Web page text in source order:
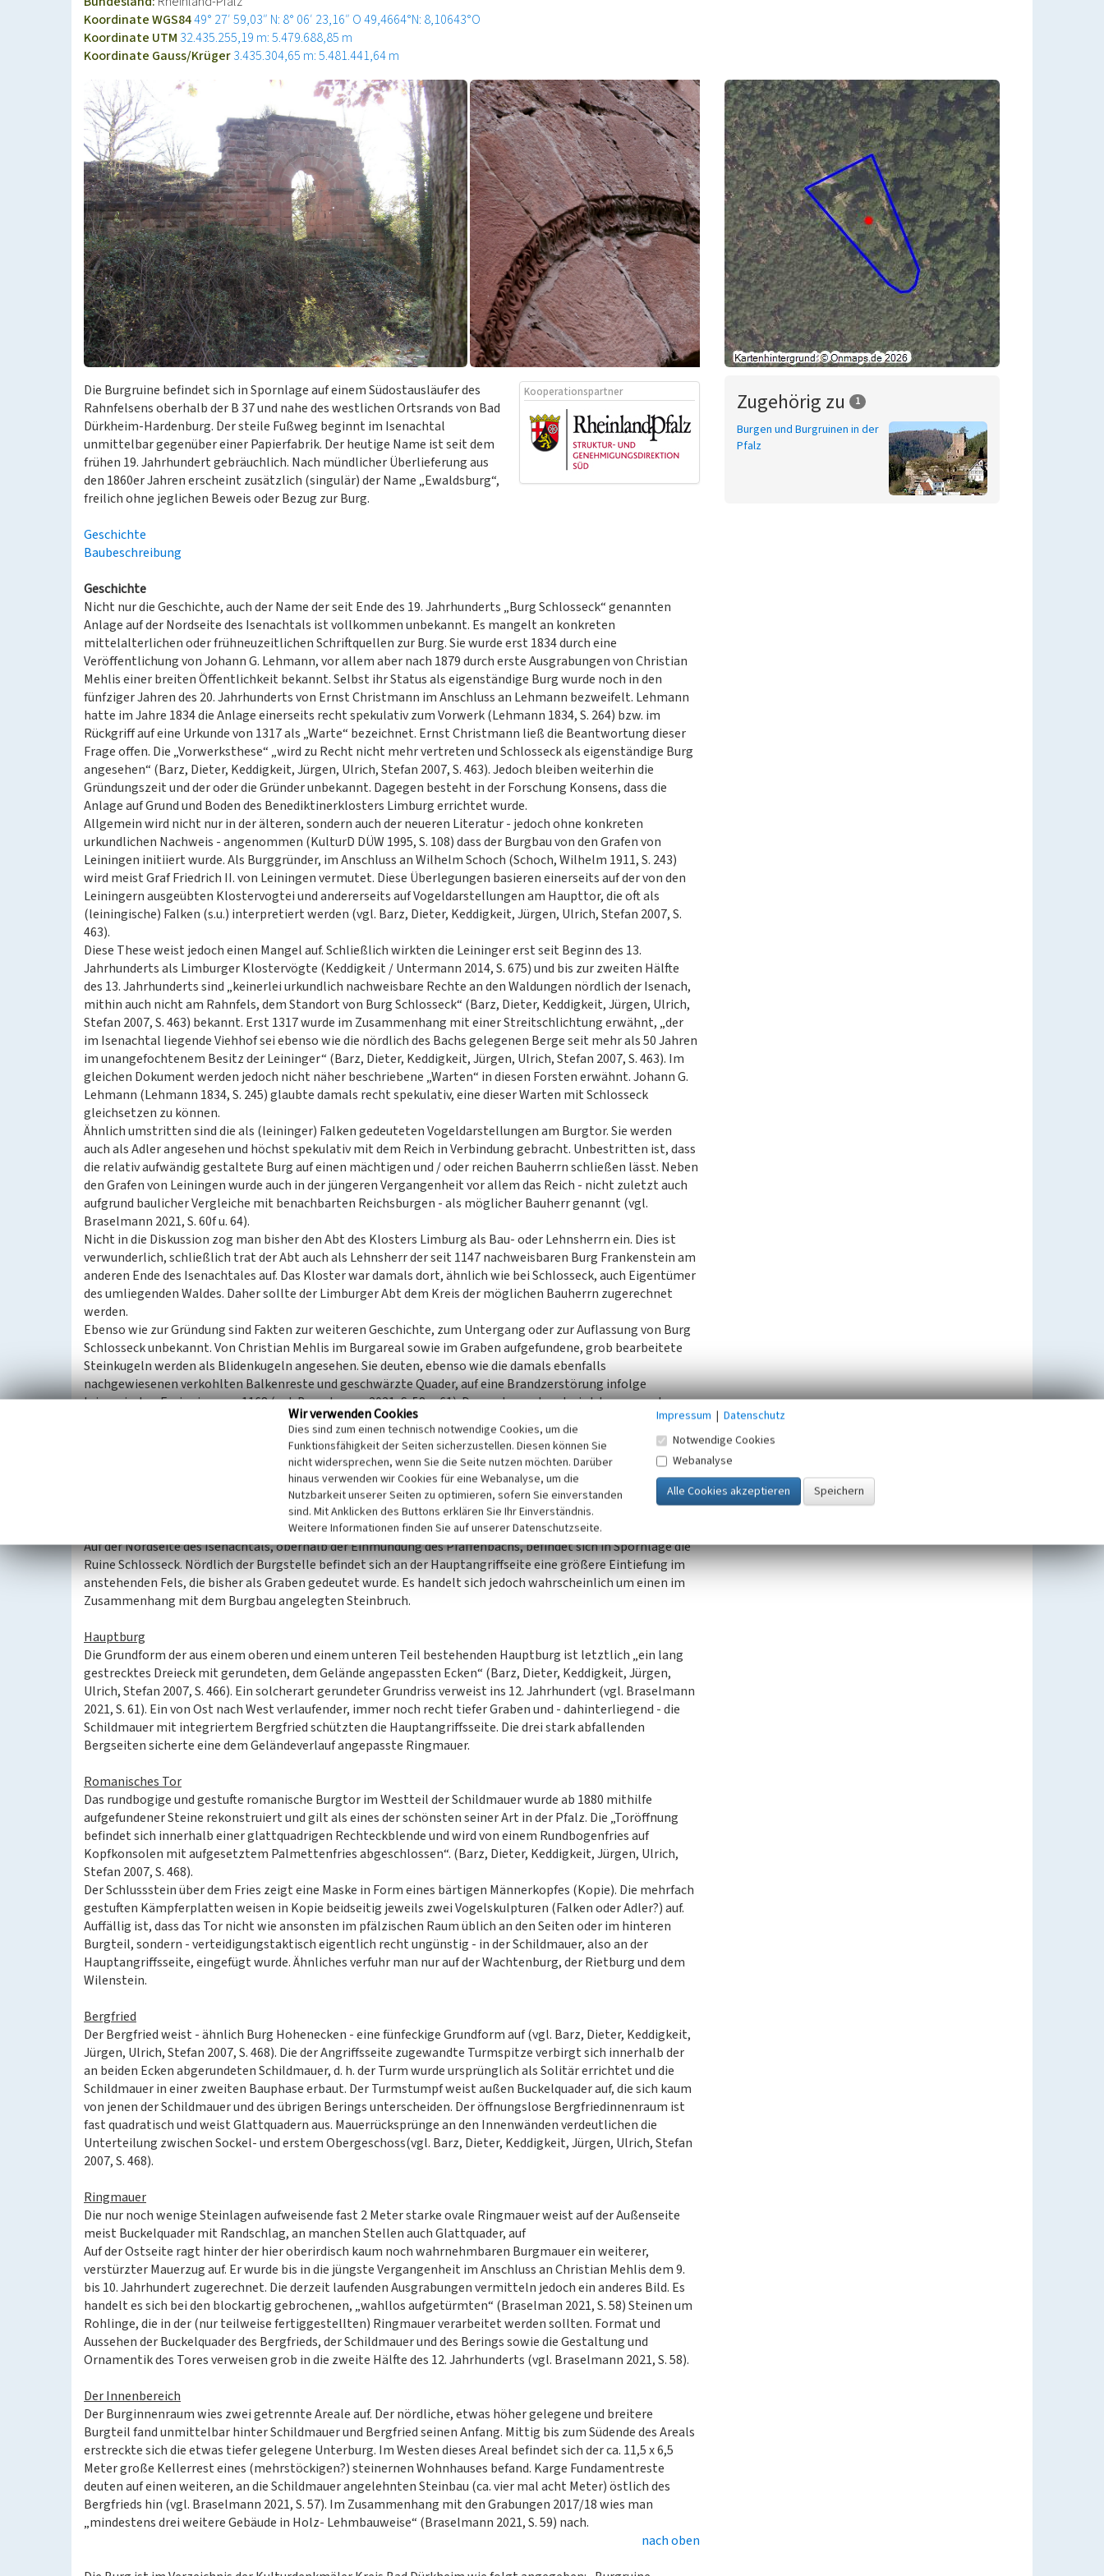
Koordinate WGS8449° 27′ 59,03″ N: 8° 06′ 23,16″ O49,4664°N: 8,10643°O
Koordinate UTM 32.435.255,19 m: 5.479.688,85 m
Koordinate Gauss/Krüger3.435.304,65 m: 5.481.441,64 m
Kooperationspartner
Die Burgruine befindet sich in Spornlage auf einem Südostausläufer des
Rahnfelsens oberhalb der B 37 und nahe des westlichen Ortsrands von Bad
Dürkheim-Hardenburg. Der steile Fußweg beginnt im Isenachtal
unmittelbar gegenüber einer Papierfabrik. Der heutige Name ist seit dem
frühen 19. Jahrhundert gebräuchlich. Nach mündlicher Überlieferung aus
den 1860er Jahren erscheint zusätzlich (singulär) der Name „Ewaldsburg“,
freilich ohne jeglichen Beweis oder Bezug zur Burg.
Geschichte
Baubeschreibung
Geschichte
Nicht nur die Geschichte, auch der Name der seit Ende des 19. Jahrhunderts „Burg Schlosseck“ genannten
Anlage auf der Nordseite des Isenachtals ist vollkommen unbekannt. Es mangelt an konkreten
mittelalterlichen oder frühneuzeitlichen Schriftquellen zur Burg. Sie wurde erst 1834 durch eine
Veröffentlichung von Johann G. Lehmann, vor allem aber nach 1879 durch erste Ausgrabungen von Christian
Mehlis einer breiten Öffentlichkeit bekannt. Selbst ihr Status als eigenständige Burg wurde noch in den
fünfziger Jahren des 20. Jahrhunderts von Ernst Christmann im Anschluss an Lehmann bezweifelt. Lehmann
hatte im Jahre 1834 die Anlage einerseits recht spekulativ zum Vorwerk (Lehmann 1834, S. 264) bzw. im
Rückgriff auf eine Urkunde von 1317 als „Warte“ bezeichnet. Ernst Christmann ließ die Beantwortung dieser
Frage offen. Die „Vorwerksthese“ „wird zu Recht nicht mehr vertreten und Schlosseck als eigenständige Burg
angesehen“ (Barz, Dieter, Keddigkeit, Jürgen, Ulrich, Stefan 2007, S. 463). Jedoch bleiben weiterhin die
Gründungszeit und der oder die Gründer unbekannt. Dagegen besteht in der Forschung Konsens, dass die
Anlage auf Grund und Boden des Benediktinerklosters Limburg errichtet wurde.
Allgemein wird nicht nur in der älteren, sondern auch der neueren Literatur - jedoch ohne konkreten
urkundlichen Nachweis - angenommen (KulturD DÜW 1995, S. 108) dass der Burgbau von den Grafen von
Leiningen initiiert wurde. Als Burggründer, im Anschluss an Wilhelm Schoch (Schoch, Wilhelm 1911, S. 243)
wird meist Graf Friedrich II. von Leiningen vermutet. Diese Überlegungen basieren einerseits auf der von den
Leiningern ausgeübten Klostervogtei und andererseits auf Vogeldarstellungen am Haupttor, die oft als
(leiningische) Falken (s.u.) interpretiert werden (vgl. Barz, Dieter, Keddigkeit, Jürgen, Ulrich, Stefan 2007, S.
463).
Diese These weist jedoch einen Mangel auf. Schließlich wirkten die Leininger erst seit Beginn des 13.
Jahrhunderts als Limburger Klostervögte (Keddigkeit / Untermann 2014, S. 675) und bis zur zweiten Hälfte
des 13. Jahrhunderts sind „keinerlei urkundlich nachweisbare Rechte an den Waldungen nördlich der Isenach,
mithin auch nicht am Rahnfels, dem Standort von Burg Schlosseck“ (Barz, Dieter, Keddigkeit, Jürgen, Ulrich,
Stefan 2007, S. 463) bekannt. Erst 1317 wurde im Zusammenhang mit einer Streitschlichtung erwähnt, „der
im Isenachtal liegende Viehhof sei ebenso wie die nördlich des Bachs gelegenen Berge seit mehr als 50 Jahren
im unangefochtenem Besitz der Leininger“ (Barz, Dieter, Keddigkeit, Jürgen, Ulrich, Stefan 2007, S. 463). Im
gleichen Dokument werden jedoch nicht näher beschriebene „Warten“ in diesen Forsten erwähnt. Johann G.
Lehmann (Lehmann 1834, S. 245) glaubte damals recht spekulativ, eine dieser Warten mit Schlosseck
gleichsetzen zu können.
Ähnlich umstritten sind die als (leininger) Falken gedeuteten Vogeldarstellungen am Burgtor. Sie werden
auch als Adler angesehen und höchst spekulativ mit dem Reich in Verbindung gebracht. Unbestritten ist, dass
die relativ aufwändig gestaltete Burg auf einen mächtigen und / oder reichen Bauherrn schließen lässt. Neben
den Grafen von Leiningen wurde auch in der jüngeren Vergangenheit vor allem das Reich - nicht zuletzt auch
aufgrund baulicher Vergleiche mit benachbarten Reichsburgen - als möglicher Bauherr genannt (vgl.
Braselmann 2021, S. 60f u. 64).
Nicht in die Diskussion zog man bisher den Abt des Klosters Limburg als Bau- oder Lehnsherrn ein. Dies ist
verwunderlich, schließlich trat der Abt auch als Lehnsherr der seit 1147 nachweisbaren Burg Frankenstein am
anderen Ende des Isenachtales auf. Das Kloster war damals dort, ähnlich wie bei Schlosseck, auch Eigentümer
des umliegenden Waldes. Daher sollte der Limburger Abt dem Kreis der möglichen Bauherrn zugerechnet
werden.
Ebenso wie zur Gründung sind Fakten zur weiteren Geschichte, zum Untergang oder zur Auflassung von Burg
Schlosseck unbekannt. Von Christian Mehlis im Burgareal sowie im Graben aufgefundene, grob bearbeitete
Steinkugeln werden als Blidenkugeln angesehen. Sie deuten, ebenso wie die damals ebenfalls
nachgewiesenen verkohlten Balkenreste und geschwärzte Quader, auf eine Brandzerstörung infolge
kriegerischer Ereignisse um 1168 (vgl. Braselmann 2021, S. 58 u. 61). Dementsprechend wird der nur noch
fragmentarische Baubestand mit früher Zerstörung und Auflassung, vor allem aber mit dem Abtransport von
Quadern als Baumaterial für die Papiermühle am Fuß der Burg erklärt. In den Jahren 1987/88 erfolgten
Sanierungen am Bergfried, an der Schildmauer, am Bering sowie am Wohnbau. Seit 2017 werden Grabungen
nach oben
Auf der Nordseite des Isenachtals, oberhalb der Einmündung des Pfaffenbachs, befindet sich in Spornlage die
Ruine Schlosseck. Nördlich der Burgstelle befindet sich an der Hauptangriffseite eine größere Eintiefung im
anstehenden Fels, die bisher als Graben gedeutet wurde. Es handelt sich jedoch wahrscheinlich um einen im
Zusammenhang mit dem Burgbau angelegten Steinbruch.
Hauptburg
Die Grundform der aus einem oberen und einem unteren Teil bestehenden Hauptburg ist letztlich „ein lang
gestrecktes Dreieck mit gerundeten, dem Gelände angepassten Ecken“ (Barz, Dieter, Keddigkeit, Jürgen,
Ulrich, Stefan 2007, S. 466). Ein solcherart gerundeter Grundriss verweist ins 12. Jahrhundert (vgl. Braselmann
2021, S. 61). Ein von Ost nach West verlaufender, immer noch recht tiefer Graben und - dahinterliegend - die
Schildmauer mit integriertem Bergfried schützten die Hauptangriffsseite. Die drei stark abfallenden
Bergseiten sicherte eine dem Geländeverlauf angepasste Ringmauer.
Romanisches Tor
Das rundbogige und gestufte romanische Burgtor im Westteil der Schildmauer wurde ab 1880 mithilfe
aufgefundener Steine rekonstruiert und gilt als eines der schönsten seiner Art in der Pfalz. Die „Toröffnung
befindet sich innerhalb einer glattquadrigen Rechteckblende und wird von einem Rundbogenfries auf
Kopfkonsolen mit aufgesetztem Palmettenfries abgeschlossen“. (Barz, Dieter, Keddigkeit, Jürgen, Ulrich,
Stefan 2007, S. 468).
Der Schlussstein über dem Fries zeigt eine Maske in Form eines bärtigen Männerkopfes (Kopie). Die mehrfach
gestuften Kämpferplatten weisen in Kopie beidseitig jeweils zwei Vogelskulpturen (Falken oder Adler?) auf.
Auffällig ist, dass das Tor nicht wie ansonsten im pfälzischen Raum üblich an den Seiten oder im hinteren
Burgteil, sondern - verteidigungstaktisch eigentlich recht ungünstig - in der Schildmauer, also an der
Hauptangriffsseite, eingefügt wurde. Ähnliches verfuhr man nur auf der Wachtenburg, der Rietburg und dem
Wilenstein.
Bergfried
Der Bergfried weist - ähnlich Burg Hohenecken - eine fünfeckige Grundform auf (vgl. Barz, Dieter, Keddigkeit,
Jürgen, Ulrich, Stefan 2007, S. 468). Die der Angriffsseite zugewandte Turmspitze verbirgt sich innerhalb der
an beiden Ecken abgerundeten Schildmauer, d. h. der Turm wurde ursprünglich als Solitär errichtet und die
Schildmauer in einer zweiten Bauphase erbaut. Der Turmstumpf weist außen Buckelquader auf, die sich kaum
von jenen der Schildmauer und des übrigen Berings unterscheiden. Der öffnungslose Bergfriedinnenraum ist
fast quadratisch und weist Glattquadern aus. Mauerrücksprünge an den Innenwänden verdeutlichen die
Unterteilung zwischen Sockel- und erstem Obergeschoss(vgl. Barz, Dieter, Keddigkeit, Jürgen, Ulrich, Stefan
2007, S. 468).
Ringmauer
Die nur noch wenige Steinlagen aufweisende fast 2 Meter starke ovale Ringmauer weist auf der Außenseite
meist Buckelquader mit Randschlag, an manchen Stellen auch Glattquader, auf
Auf der Ostseite ragt hinter der hier oberirdisch kaum noch wahrnehmbaren Burgmauer ein weiterer,
verstürzter Mauerzug auf. Er wurde bis in die jüngste Vergangenheit im Anschluss an Christian Mehlis dem 9.
bis 10. Jahrhundert zugerechnet. Die derzeit laufenden Ausgrabungen vermitteln jedoch ein anderes Bild. Es
handelt es sich bei den blockartig gebrochenen, „wahllos aufgetürmten“ (Braselman 2021, S. 58) Steinen um
Rohlinge, die in der (nur teilweise fertiggestellten) Ringmauer verarbeitet werden sollten. Format und
Aussehen der Buckelquader des Bergfrieds, der Schildmauer und des Berings sowie die Gestaltung und
Ornamentik des Tores verweisen grob in die zweite Hälfte des 12. Jahrhunderts (vgl. Braselmann 2021, S. 58).
Der Innenbereich
Der Burginnenraum wies zwei getrennte Areale auf. Der nördliche, etwas höher gelegene und breitere
Burgteil fand unmittelbar hinter Schildmauer und Bergfried seinen Anfang. Mittig bis zum Südende des Areals
erstreckte sich die etwas tiefer gelegene Unterburg. Im Westen dieses Areal befindet sich der ca. 11,5 x 6,5
Meter große Kellerrest eines (mehrstöckigen?) steinernen Wohnhauses befand. Karge Fundamentreste
deuten auf einen weiteren, an die Schildmauer angelehnten Steinbau (ca. vier mal acht Meter) östlich des
Bergfrieds hin (vgl. Braselmann 2021, S. 57). Im Zusammenhang mit den Grabungen 2017/18 wies man
„mindestens drei weitere Gebäude in Holz- Lehmbauweise“ (Braselmann 2021, S. 59) nach.
nach oben
Zugehörig zu 1
Burgen und Burgruinen in der
Pfalz
Wir verwenden Cookies
Dies sind zum einen technisch notwendige Cookies, um die
Funktionsfähigkeit der Seiten sicherzustellen. Diesen können Sie
nicht widersprechen, wenn Sie die Seite nutzen möchten. Darüber
hinaus verwenden wir Cookies für eine Webanalyse, um die
Nutzbarkeit unserer Seiten zu optimieren, sofern Sie einverstanden
sind. Mit Anklicken des Buttons erklären Sie Ihr Einverständnis.
Weitere Informationen finden Sie auf unserer Datenschutzseite.
Impressum | Datenschutz
Notwendige Cookies
Webanalyse